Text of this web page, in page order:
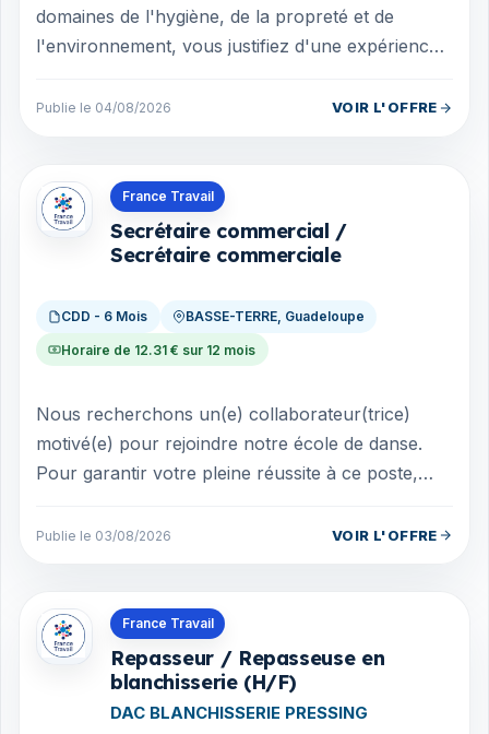
domaines de l'hygiène, de la propreté et de
l'environnement, vous justifiez d'une expérience
Publie le 04/08/2026 VOIR L'OFFRE
France Travail
Secrétaire commercial /
Secrétaire commerciale
CDD - 6 Mois BASSE-TERRE, Guadeloupe
Horaire de 12.31 € sur 12 mois
Nous recherchons un(e) collaborateur(trice)
motivé(e) pour rejoindre notre école de danse.
Pour garantir votre pleine réussite à ce poste,
Publie le 03/08/2026 VOIR L'OFFRE
Offres en Guadeloupe
France Travail
Repasseur / Repasseuse en
blanchisserie (H/F)
DAC BLANCHISSERIE PRESSING
Offres en Guadeloupe